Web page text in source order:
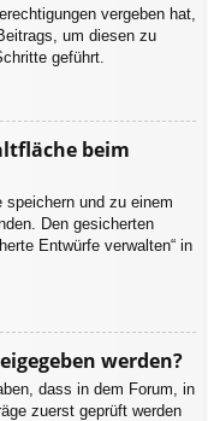
vergeben hat,
um diesen zu
geführt.
beim
speichern und zu einem
Den gesicherten
Entwürfe verwalten“ in
werden?
dass in dem Forum, in
zuerst geprüft werden